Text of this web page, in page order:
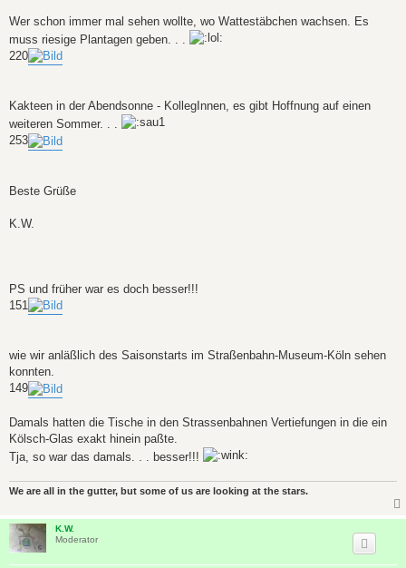
Wer schon immer mal sehen wollte, wo Wattestäbchen wachsen. Es
muss riesige Plantagen geben. . .
220
Kakteen in der Abendsonne - KollegInnen, es gibt Hoffnung auf einen
weiteren Sommer. . .
253
Beste Grüße
K.W.
PS und früher war es doch besser!!!
151
wie wir anläßlich des Saisonstarts im Straßenbahn-Museum-Köln sehen
konnten.
149
Damals hatten die Tische in den Strassenbahnen Vertiefungen in die ein
Kölsch-Glas exakt hinein paßte.
Tja, so war das damals. . . besser!!!
We are all in the gutter, but some of us are looking at the stars.
K.W.
Moderator